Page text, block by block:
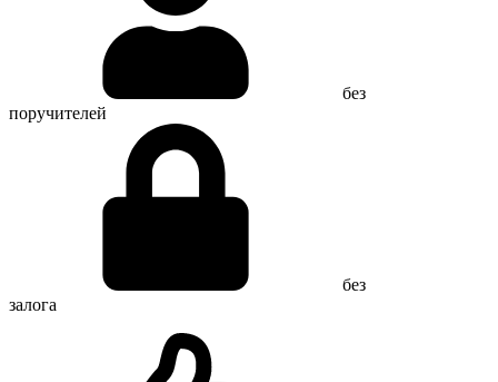
без
поручителей
без
залога